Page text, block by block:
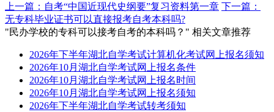
上一篇：自考“中国近现代史纲要”复习资料第一章 下一篇：
无专科毕业证书可以直接报考自考本科吗?
"民办学校的专科可以接考自考的本科吗？" 相关文章推荐
2026年下半年湖北自学考试计算机化考试网上报名须知
2026年10月湖北自学考试网上报名条件
2026年10月湖北自学考试网上报名时间
2026年10月湖北自学考试网上报名须知
2026年下半年湖北自学考试转考须知